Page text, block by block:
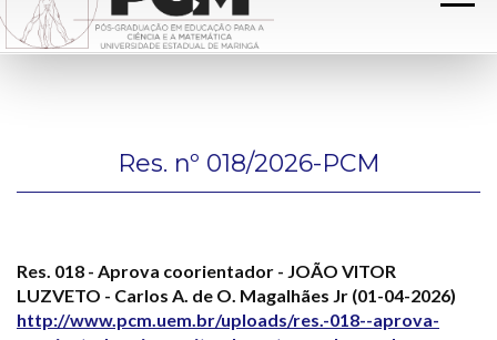
Res. nº 018/2026-PCM
Res. 018 - Aprova coorientador - JOÃO VITOR
LUZVETO - Carlos A. de O. Magalhães Jr (01-04-2026)
http://www.pcm.uem.br/uploads/res.-018--aprova-